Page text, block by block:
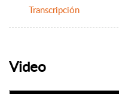
Transcripción
Video